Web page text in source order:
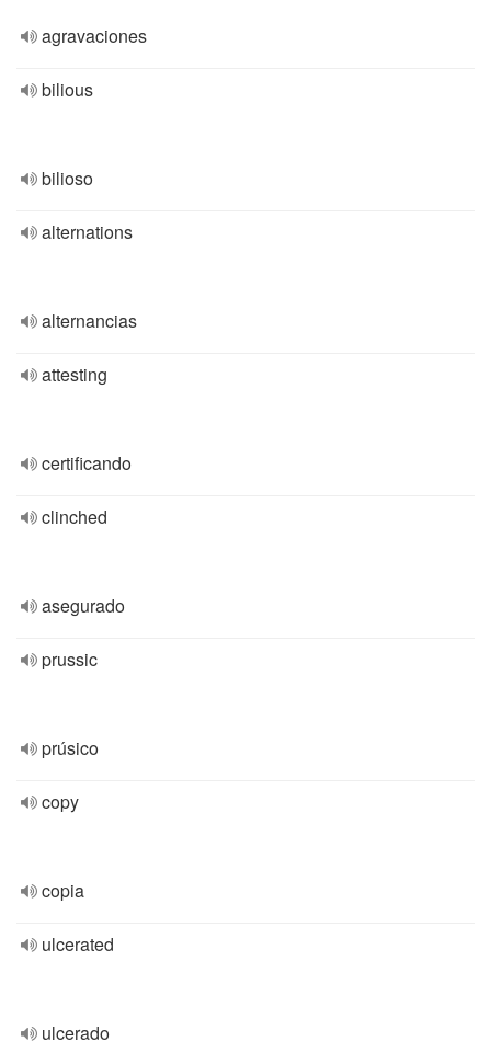
agravaciones
bilious
bilioso
alternations
alternancias
attesting
certificando
clinched
asegurado
prussic
prúsico
copy
copia
ulcerated
ulcerado